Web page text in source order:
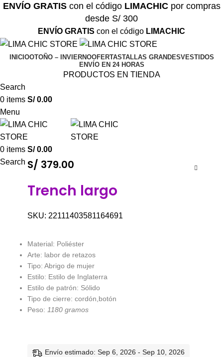
ENVÍO GRATIScon el código LIMACHICpor compras
desde S/ 300
ENVÍO GRATIS con el código LIMACHIC
INICIOOTOÑO – INVIERNOOFERTASTALLAS GRANDESVESTIDOS
ENVÍO EN 24 HORAS
PRODUCTOS EN TIENDA
Search
0 items S/0.00
Menu
0 items S/0.00
Search S/ 379.00
Trench largo
SKU: 22111403581164691
Material: Poliéster
Arte: labor de retazos
Tipo: Abrigo de mujer
Estilo: Estilo de Inglaterra
Estilo de patrón: Sólido
Tipo de cierre: cordón,botón
Peso: 1180 gramos
Envío estimado: Sep 6, 2026 - Sep 10, 2026